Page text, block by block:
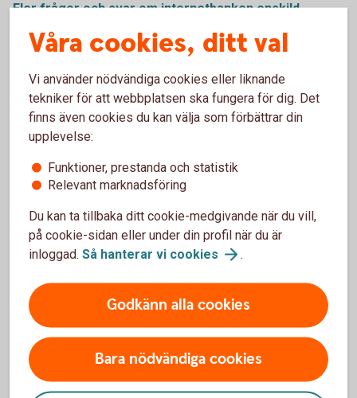
Fler frågor och svar om internetbanken enskild
Internetbanken för enskild
firma
Kontakta oss för att skaffa internetbanken
firma
Digital Support
Öppet alla dagar dygnet runt.
Digital
Våra cookies, ditt val
Vi använder nödvändiga cookies eller liknande
tekniker för att webbplatsen ska fungera för dig. Det
finns även cookies du kan välja som förbättrar din
upplevelse:
Funktioner, prestanda och statistik
Relevant marknadsföring
Du kan ta tillbaka ditt cookie-medgivande när du vill,
på cookie-sidan eller under din profil när du är
inloggad. Så hanterar vi cookies .
Godkänn alla cookies
Bara nödvändiga cookies